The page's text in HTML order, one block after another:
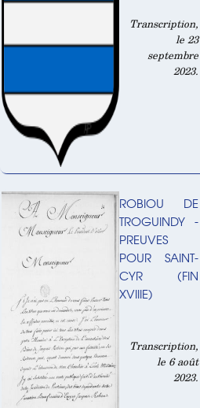
Transcription,
le 23
septembre
2023.
ROBIOU DE
TROGUINDY -
PREUVES
POUR SAINT-
CYR (FIN
XVIIIE)
Transcription,
le 6 août
2023.